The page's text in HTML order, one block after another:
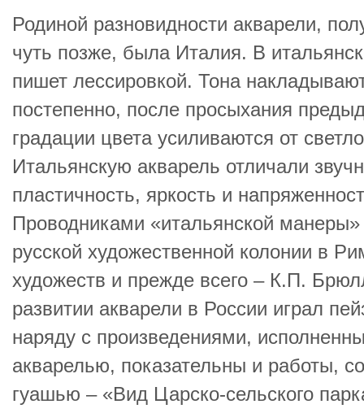
Родиной разновидности акварели,
чуть позже, была Италия. В
пишет лессировкой. Тона
постепенно, после просыхания
градации цвета усиливаются от
Итальянскую акварель отличали
пластичность, яркость и
Проводниками «итальянской
русской художественной колонии в
художеств и прежде всего – К.П.
развитии акварели в России играл
наряду с произведениями,
акварелью, показательны и работы,
гуашью – «Вид Царско-сельского